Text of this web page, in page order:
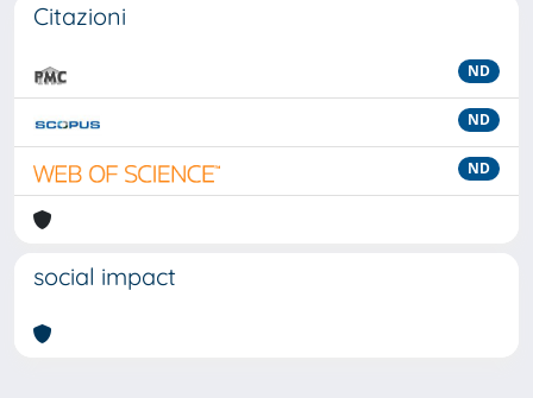
Citazioni
ND
ND
ND
social impact